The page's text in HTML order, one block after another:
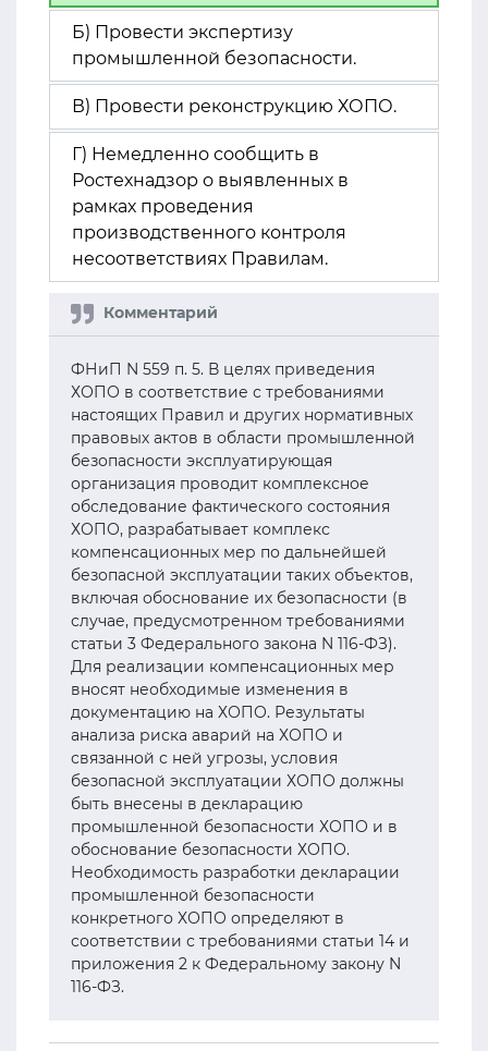
Б) Провести экспертизу
промышленной безопасности.
В) Провести реконструкцию ХОПО.
Г) Немедленно сообщить в
Ростехнадзор о выявленных в
рамках проведения
производственного контроля
несоответствиях Правилам.
ФНиП N 559 п. 5. В целях приведения
ХОПО в соответствие с требованиями
настоящих Правил и других нормативных
правовых актов в области промышленной
безопасности эксплуатирующая
организация проводит комплексное
обследование фактического состояния
ХОПО, разрабатывает комплекс
компенсационных мер по дальнейшей
безопасной эксплуатации таких объектов,
включая обоснование их безопасности (в
случае, предусмотренном требованиями
статьи 3 Федерального закона N 116-ФЗ).
Для реализации компенсационных мер
вносят необходимые изменения в
документацию на ХОПО. Результаты
анализа риска аварий на ХОПО и
связанной с ней угрозы, условия
безопасной эксплуатации ХОПО должны
быть внесены в декларацию
промышленной безопасности ХОПО и в
обоснование безопасности ХОПО.
Необходимость разработки декларации
промышленной безопасности
конкретного ХОПО определяют в
соответствии с требованиями статьи 14 и
приложения 2 к Федеральному закону N
116-ФЗ.